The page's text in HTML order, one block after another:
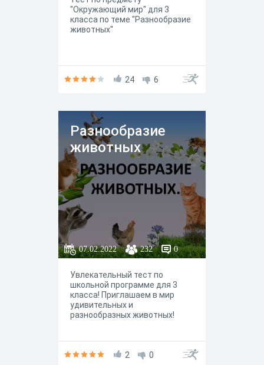
"Окружающий мир" для 3
класса по теме "Разнообразие
животных"
24 6
Разнообразие
животных
07.02.2022 232 0
Увлекательный тест по
школьной программе для 3
класса! Приглашаем в мир
удивительных и
разнообразных животных!
2 0